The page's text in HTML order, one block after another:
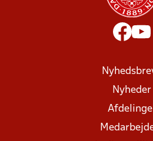
Nyheder